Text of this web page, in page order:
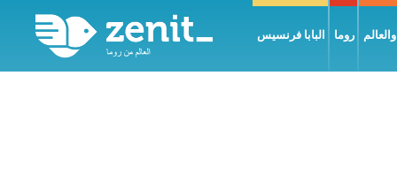
البابا فرنسيس روما